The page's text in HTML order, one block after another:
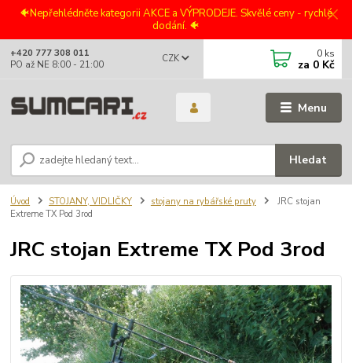
🐠Nepřehlédněte kategorii AKCE a VÝPRODEJE. Skvělé ceny - rychlé
dodání. 🐠
Menu
CZK
Hledat
+420 777 308 011
PO až NE 8:00 - 21:00
0 ks
za 0 Kč
Úvod STOJANY, VIDLIČKY stojany na rybářské pruty
JRC stojan
Extreme TX Pod 3rod
JRC stojan Extreme TX Pod 3rod